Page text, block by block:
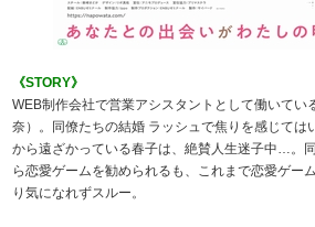
《STORY》
WEB制作会社で営業アシスタントとして働いてい
奈）。同僚たちの結婚 ラッシュで焦りを感じては
から遠ざかっている春子は、絶賛人生迷子中…。
ら恋愛ゲームを勧められるも、これまで恋愛ゲー
り気になれずスルー。